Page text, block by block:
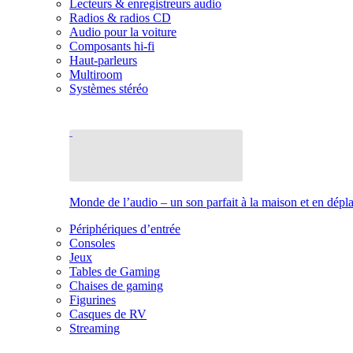
Lecteurs & enregistreurs audio
Radios & radios CD
Audio pour la voiture
Composants hi-fi
Haut-parleurs
Multiroom
Systèmes stéréo
Monde de l’audio – un son parfait à la maison et en
Périphériques d’entrée
Consoles
Jeux
Tables de Gaming
Chaises de gaming
Figurines
Casques de RV
Streaming